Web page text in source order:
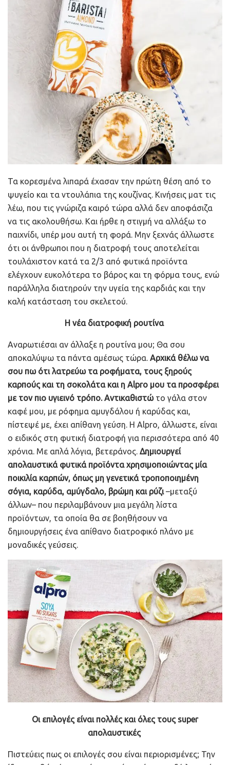
Τα κορεσμένα λιπαρά έχασαν την πρώτη θέση από το
ψυγείο και τα ντουλάπια της κουζίνας. Κινήσεις ματ τις
λέω, που τις γνώριζα καιρό τώρα αλλά δεν αποφάσιζα
να τις ακολουθήσω. Και ήρθε η στιγμή να αλλάξω το
παιχνίδι, υπέρ μου αυτή τη φορά. Μην ξεχνάς άλλωστε
ότι οι άνθρωποι που η διατροφή τους αποτελείται
τουλάχιστον κατά τα 2/3 από φυτικά προϊόντα
ελέγχουν ευκολότερα το βάρος και τη φόρμα τους, ενώ
παράλληλα διατηρούν την υγεία της καρδιάς και την
καλή κατάσταση του σκελετού.
Η νέα διατροφική ρουτίνα
Αναρωτιέσαι αν άλλαξε η ρουτίνα μου; Θα σου
αποκαλύψω τα πάντα αμέσως τώρα. Αρχικά θέλω να
σου πω ότι λατρεύω τα ροφήματα, τους ξηρούς
καρπούς και τη σοκολάτα και η Alpro μου τα προσφέρει
με τον πιο υγιεινό τρόπο. Αντικαθιστώ το γάλα στον
καφέ μου, με ρόφημα αμυγδάλου ή καρύδας και,
πίστεψέ με, έχει απίθανη γεύση. Η Alpro, άλλωστε, είναι
ο ειδικός στη φυτική διατροφή για περισσότερα από 40
χρόνια. Με απλά λόγια, βετεράνος. Δημιουργεί
απολαυστικά φυτικά προϊόντα χρησιμοποιώντας μία
ποικιλία καρπών, όπως μη γενετικά τροποποιημένη
σόγια, καρύδα, αμύγδαλο, βρώμη και ρύζι–μεταξύ
άλλων– που περιλαμβάνουν μια μεγάλη λίστα
προϊόντων, τα οποία θα σε βοηθήσουν να
δημιουργήσεις ένα απίθανο διατροφικό πλάνο με
μοναδικές γεύσεις.
Οι επιλογές είναι πολλές και όλες τους super
απολαυστικές
Πιστεύεις πως οι επιλογές σου είναι περιορισμένες; Την